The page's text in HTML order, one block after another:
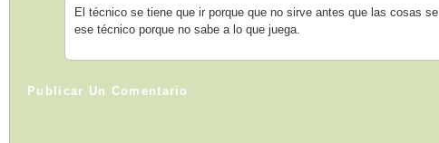
El técnico se tiene que ir porque que no sirve antes que las cosas
ese técnico porque no sabe a lo que juega.
Publicar Un Comentario